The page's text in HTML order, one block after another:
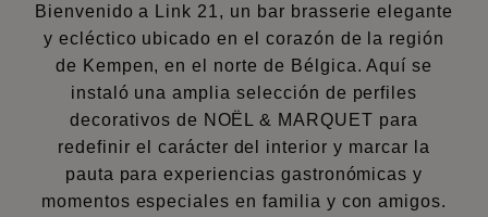
Bienvenido a Link 21, un bar brasserie elegante
y ecléctico ubicado en el corazón de la región
de Kempen, en el norte de Bélgica. Aquí se
instaló una amplia selección de perfiles
decorativos de NOËL & MARQUET para
redefinir el carácter del interior y marcar la
pauta para experiencias gastronómicas y
momentos especiales en familia y con amigos.